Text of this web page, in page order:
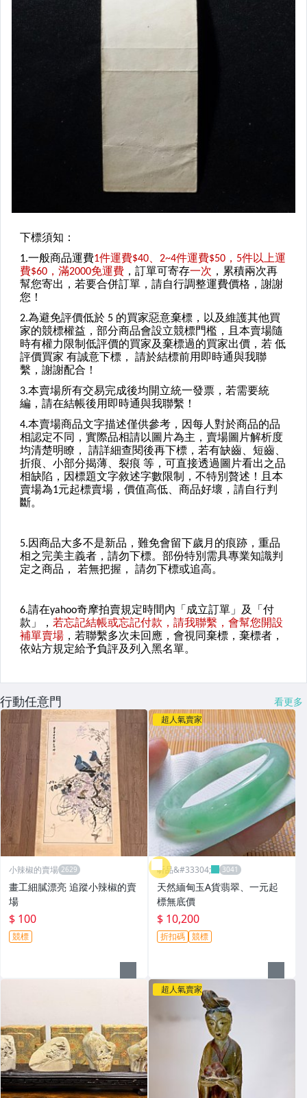
行動任意門 看更多
小辣椒的賣場
畫工細膩漂亮 追蹤小辣椒的賣
場
$ 100
競標
超人氣賣家
昕品&#33304;
天然緬甸玉A貨翡翠、一元起
標無底價
$ 10,200
折扣碼 競標
超人氣賣家